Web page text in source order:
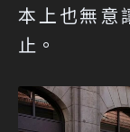
本上也無意
止。